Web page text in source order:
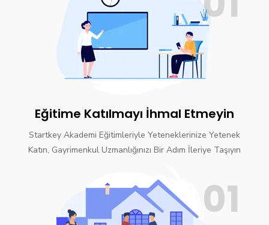
Eğitime Katılmayı İhmal Etmeyin
Startkey Akademi Eğitimleriyle Yeteneklerinize Yetenek
Katın, Gayrimenkul Uzmanlığınızı Bir Adım İleriye Taşıyın
01